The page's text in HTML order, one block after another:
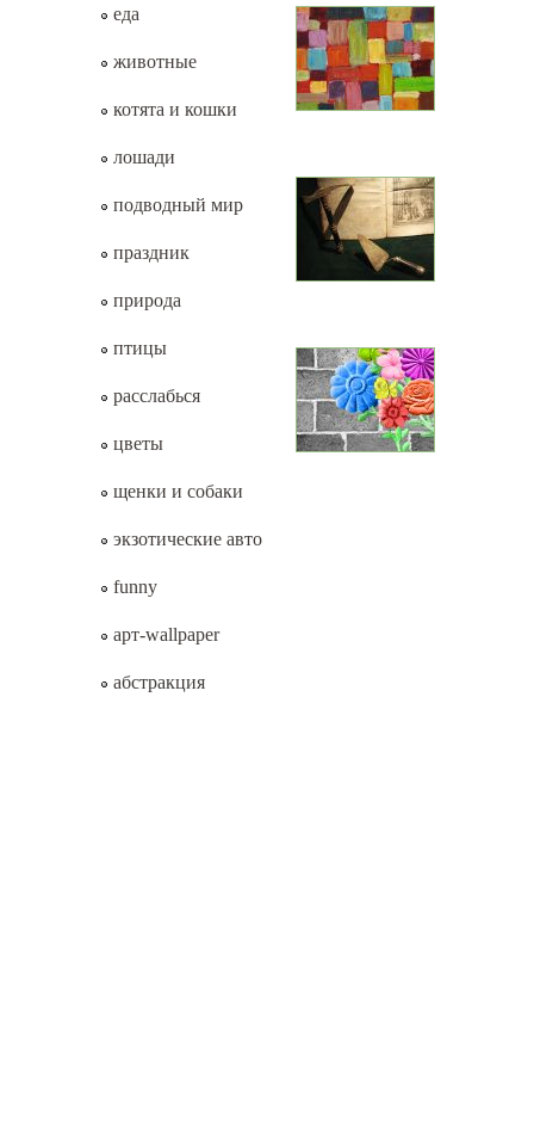
еда
животные
котята и кошки
лошади
подводный мир
праздник
природа
птицы
расслабься
цветы
щенки и собаки
экзотические авто
funny
арт-wallpaper
абстракция